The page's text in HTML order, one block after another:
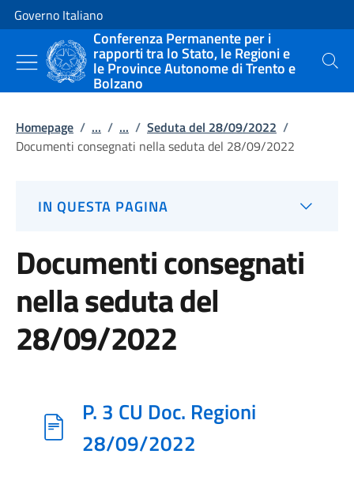
Vai al contenuto
Vai alla navigazione del sito
Governo Italiano
Conferenza Permanente per i
rapporti tra lo Stato, le Regioni e
le Province Autonome di Trento e
Bolzano
Cerca
Homepage / ... / ... / Seduta del 28/09/2022 /
Documenti consegnati nella seduta del 28/09/2022
IN QUESTA PAGINA
Documenti consegnati
nella seduta del
28/09/2022
P. 3 CU Doc. Regioni
28/09/2022